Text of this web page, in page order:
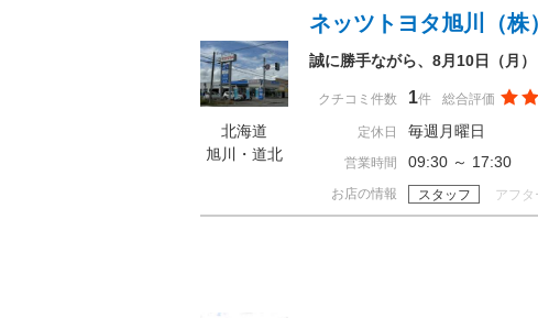
北海道
旭川・道北
ネッツトヨタ旭川（株
誠に勝手ながら、8月10日（月
クチコミ件数 1件 総合評価
定休日 毎週月曜日
営業時間 09:30 ～ 17:30
お店の情報 スタッフ アフタ